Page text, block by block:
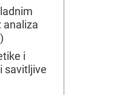
analiza
i
savitljive